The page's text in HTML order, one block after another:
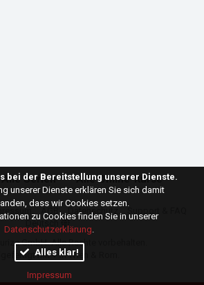
Alle Serien Alle Online-Kurse
Datenschutz
Deutsch
GmbH. Alle Rechte vorbehalten.
mit ♥ in Wien & Rom.
bei der Bereitstellung unserer Dienste.
unserer Dienste erklären Sie sich damit
dass wir Cookies setzen.
zu Cookies finden Sie in unserer
Datenschutzerklärung.
Alles klar!
Impressum